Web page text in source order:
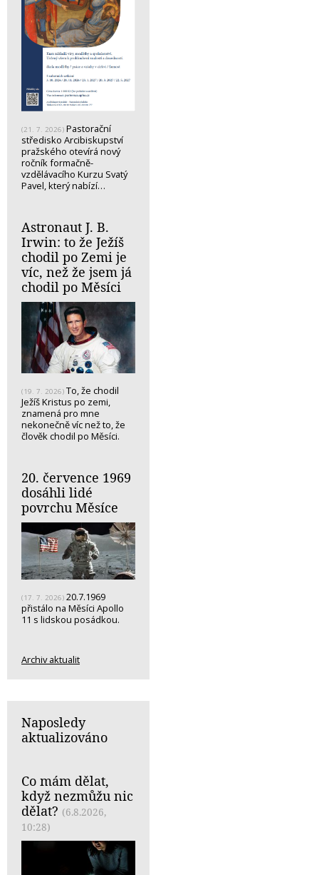
(21. 7. 2026) Pastorační
středisko Arcibiskupství
pražského otevírá nový
ročník formačně-
vzdělávacího Kurzu Svatý
Pavel, který nabízí…
Astronaut J. B.
Irwin: to že Ježíš
chodil po Zemi je
víc, než že jsem já
chodil po Měsíci
(19. 7. 2026) To, že chodil
Ježíš Kristus po zemi,
znamená pro mne
nekonečně víc než to, že
člověk chodil po Měsíci.
20. července 1969
dosáhli lidé
povrchu Měsíce
(17. 7. 2026) 20.7.1969
přistálo na Měsíci Apollo
11 s lidskou posádkou.
Archiv aktualit
Naposledy
aktualizováno
Co mám dělat,
když nezmůžu nic
dělat? (6.8.2026,
10:28)